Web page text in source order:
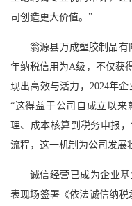
司创造更大价值。”
翁源县万成塑胶制品
年纳税信用为A级，不仅获
现出高效与活力，2024年企
“这得益于公司自成立以来
理、成本核算到税务申报
流程，这一机制为公司发展
诚信经营已成为企业
表现场签署《依法诚信纳